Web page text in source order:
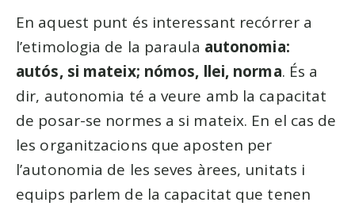
En aquest punt és interessant recórrer a
l’etimologia de la paraula autonomia:
autós, si mateix; nómos, llei, norma. És a
dir, autonomia té a veure amb la capacitat
de posar-se normes a si mateix. En el cas de
les organitzacions que aposten per
l’autonomia de les seves àrees, unitats i
equips parlem de la capacitat que tenen